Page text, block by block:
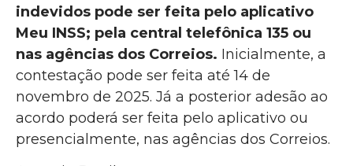
indevidos pode ser feita pelo aplicativo
Meu INSS; pela central telefônica 135 ou
nas agências dos Correios. Inicialmente, a
contestação pode ser feita até 14 de
novembro de 2025. Já a posterior adesão ao
acordo poderá ser feita pelo aplicativo ou
presencialmente, nas agências dos Correios.